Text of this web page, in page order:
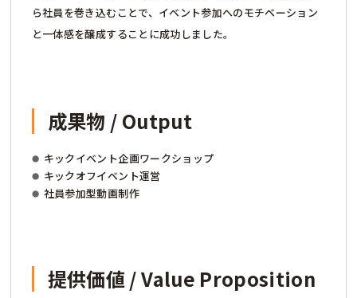
ら社員を巻き込むことで、イベント参加へのモチベーション
と一体感を醸成することに成功しました。
成果物 / Output
キックイベント企画ワークショップ
キックオフイベント運営
社員参加型動画制作
提供価値 / Value Proposition